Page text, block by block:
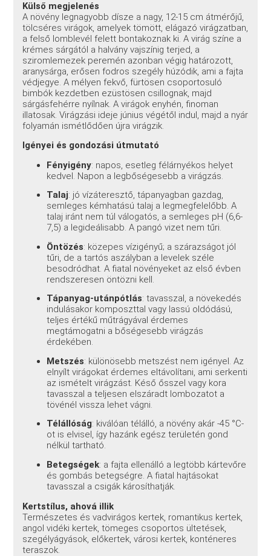
Külső megjelenés
A növény legnagyobb dísze a nagy, 12-15 cm átmérőjű,
tölcséres virágok, amelyek tömött, elágazó virágzatban,
a felső lomblevél felett bontakoznak ki. A virág színe a
krémes sárgától a halvány vajszínig terjed, a
sziromlemezek peremén azonban végig határozott,
aranysárga, erősen fodros szegély húzódik, ami a fajta
védjegye. A mélyen fekvő, fürtösen csoportosuló
bimbók kezdetben ezüstösen csillognak, majd
sárgásfehérre nyílnak. A virágok enyhén, finoman
illatosak. Virágzási ideje június végétől indul, majd a nyár
folyamán ismétlődően újra virágzik.
Igényei és gondozási útmutató
Fényigény: napos, esetleg félárnyékos helyet
kedvel. Napon a legbőségesebb a virágzás.
Talaj: jó vízáteresztő, tápanyagban gazdag,
semleges kémhatású talaj a legmegfelelőbb. A
talaj iránt nem túl válogatós, a semleges pH (6,6-
7,5) a legideálisabb. A pangó vizet nem tűri.
Öntözés: közepes vízigényű; a szárazságot jól
tűri, de a tartós aszályban a levelek széle
besodródhat. A fiatal növényeket az első évben
rendszeresen öntözni kell.
Tápanyag-utánpótlás: tavasszal, a növekedés
indulásakor komposzttal vagy lassú oldódású,
teljes értékű műtrágyával érdemes
megtámogatni a bőségesebb virágzás
érdekében.
Metszés: különösebb metszést nem igényel. Az
elnyílt virágokat érdemes eltávolítani, ami serkenti
az ismételt virágzást. Késő ősszel vagy kora
tavasszal a teljesen elszáradt lombozatot a
tövénél vissza lehet vágni.
Télállóság: kiválóan télálló, a növény akár -45 °C-
ot is elvisel, így hazánk egész területén gond
nélkül tartható.
Betegségek: a fajta ellenálló a legtöbb kártevőre
és gombás betegségre. A fiatal hajtásokat
tavasszal a csigák károsíthatják.
Kertstílus, ahová illik
Természetes és vadvirágos kertek, romantikus kertek,
angol vidéki kertek, tömeges csoportos ültetések,
szegélyágyások, előkertek, városi kertek, konténeres
teraszok.